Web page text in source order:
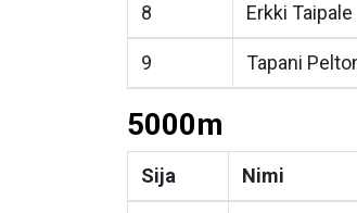
8 Erkki Taipale
9 Tapani
5000m
Sija Nimi